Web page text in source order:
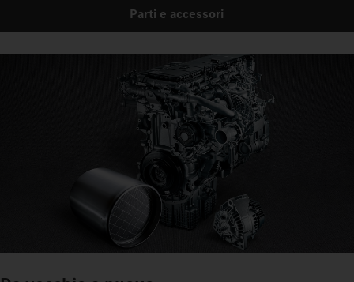
Parti e accessori